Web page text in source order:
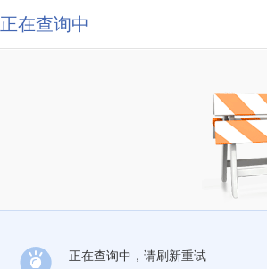
正在查询中
正在查询中，请刷新重试